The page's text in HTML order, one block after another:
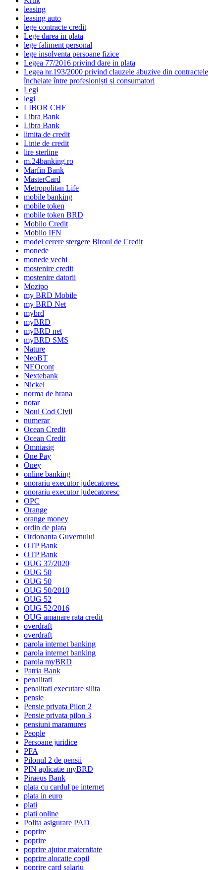
leasing
leasing auto
lege contracte credit
Lege darea in plata
lege faliment personal
lege insolventa persoane fizice
Legea 77/2016 privind dare in plata
Legea nr.193/2000 privind clauzele abuzive din contractele
încheiate între profesioniști și consumatori
Legi
legi
LIBOR CHF
Libra Bank
Libra Bank
limita de credit
Linie de credit
lire sterline
m.24banking.ro
Marfin Bank
MasterCard
Metropolitan Life
mobile banking
mobile token
mobile token BRD
Mobilo Credit
Mobilo IFN
model cerere stergere Biroul de Credit
monede
monede vechi
mostenire credit
mostenire datorii
Mozipo
my BRD Mobile
my BRD Net
mybrd
myBRD
myBRD net
myBRD SMS
Nature
NeoBT
NEOcont
Nextebank
Nickel
norma de hrana
notar
Noul Cod Civil
numerar
Ocean Credit
Ocean Credit
Omniasig
One Pay
Oney
online banking
onorariu executor judecatoresc
onorariu executor judecatoresc
OPC
Orange
orange money
ordin de plata
Ordonanta Guvernului
OTP Bank
OTP Bank
OUG 37/2020
OUG 50
OUG 50
OUG 50/2010
OUG 52
OUG 52/2016
OUG amanare rata credit
overdraft
overdraft
parola internet banking
parola internet banking
parola myBRD
Patria Bank
penalitati
penalitati executare silita
pensie
Pensie privata Pilon 2
Pensie privata pilon 3
pensiuni maramures
People
Persoane juridice
PFA
Pilonul 2 de pensii
PIN aplicatie myBRD
Piraeus Bank
plata cu cardul pe internet
plata in euro
plati
plati online
Polita asigurare PAD
poprire
poprire
poprire ajutor maternitate
poprire alocatie copil
poprire card salariu